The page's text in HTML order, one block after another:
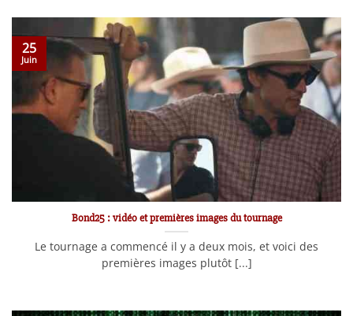
Bond25 : vidéo et premières images du tournage
Le tournage a commencé il y a deux mois, et voici des
premières images plutôt [...]
25
Juin